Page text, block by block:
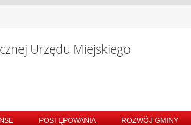
Urzędu Miejskiego
POSTĘPOWANIA ROZWÓJ GMINY